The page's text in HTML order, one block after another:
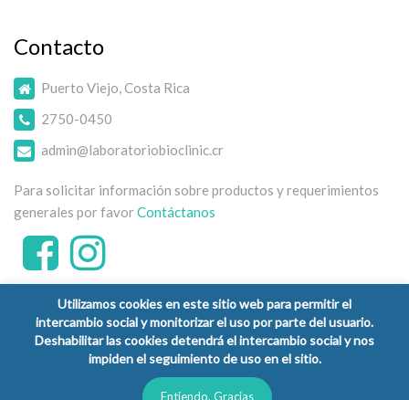
Contacto
Puerto Viejo, Costa Rica
2750-0450
admin@laboratoriobioclinic.cr
Para solicitar información sobre productos y requerimientos
generales por favorContáctanos
Copyright © 2026 Laboratorio Clínico Bioclinic - Todos los
derechos reservados.
Utilizamos cookies en este sitio web para permitir el
intercambio social y monitorizar el uso por parte del usuario.
Deshabilitar las cookies detendrá el intercambio social y nos
impiden el seguimiento de uso en el sitio.
Entiendo, Gracias